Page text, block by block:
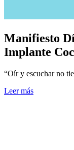
Manifiesto
Implante
“Oír y escuchar no
Leer más